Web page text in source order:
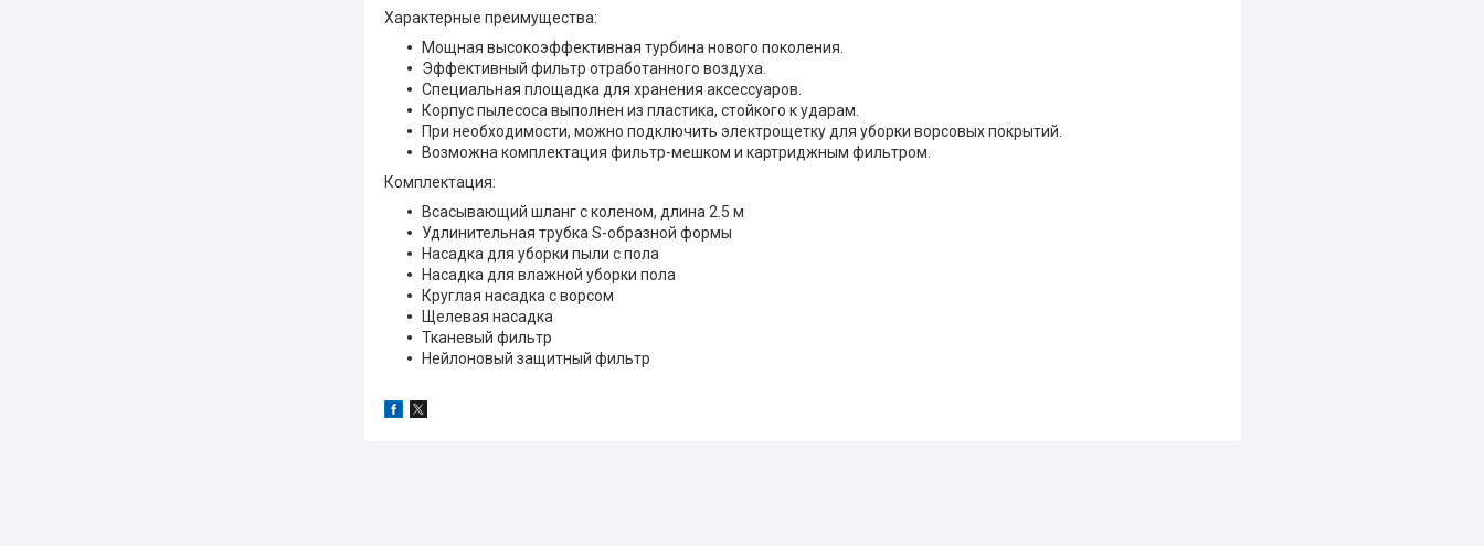
Характерные преимущества:
Мощная высокоэффективная турбина нового поколения.
Эффективный фильтр отработанного воздуха.
Специальная площадка для хранения аксессуаров.
Корпус пылесоса выполнен из пластика, стойкого к ударам.
При необходимости, можно подключить электрощетку для уборки ворсовых покрытий.
Возможна комплектация фильтр-мешком и картриджным фильтром.
Комплектация:
Всасывающий шланг с коленом, длина 2.5 м
Удлинительная трубка S-образной формы
Насадка для уборки пыли с пола
Насадка для влажной уборки пола
Круглая насадка с ворсом
Щелевая насадка
Тканевый фильтр
Нейлоновый защитный фильтр